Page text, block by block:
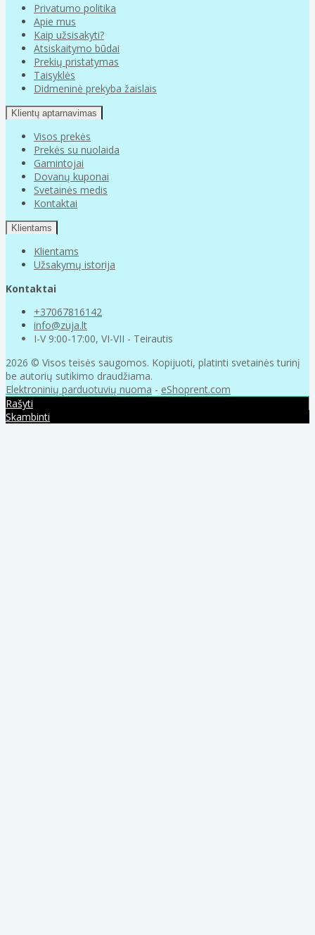
Privatumo politika
Apie mus
Kaip užsisakyti?
Atsiskaitymo būdai
Prekių pristatymas
Taisyklės
Didmeninė prekyba žaislais
Klientų aptarnavimas
Visos prekės
Prekės su nuolaida
Gamintojai
Dovanų kuponai
Svetainės medis
Kontaktai
Klientams
Klientams
Užsakymų istorija
Kontaktai
+37067816142
info@zuja.lt
I-V 9:00-17:00, VI-VII - Teirautis
2026 © Visos teisės saugomos. Kopijuoti, platinti svetainės turinį
be autorių sutikimo draudžiama.
Elektroninių parduotuvių nuoma - eShoprent.com
Rašyti
Skambinti